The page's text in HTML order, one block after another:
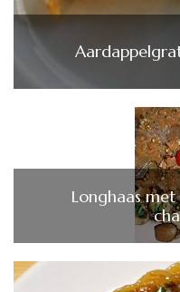
Longhaas